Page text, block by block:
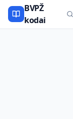
BVPŽ
kodai